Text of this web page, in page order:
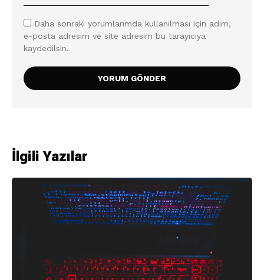
Daha sonraki yorumlarımda kullanılması için adım,
e-posta adresim ve site adresim bu tarayıcıya
kaydedilsin.
İlgili Yazılar